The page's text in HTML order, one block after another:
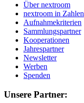
Über nextroom
nextroom in Zahlen
Aufnahmekriterien
Sammlungspartner
Kooperationen
Jahrespartner
Newsletter
Werben
Spenden
Unsere Partner: